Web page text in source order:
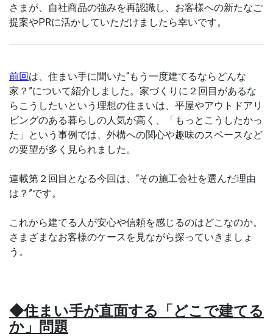
さまが、自社商品の強みを再認識し、お客様への新たなご
提案やPRに活かしていただけましたら幸いです。
前回は、住まい手に聞いた“もう一度建てるならどんな
家？”について紹介しました。家づくりに２回目があるな
らこうしたいという理想の住まいは、平屋やアウトドアリ
ビングのある暮らしの人気が高く、「もっとこうしたかっ
た」という事例では、外構への関心や趣味のスペースなど
の要望が多く見られました。
連載第２回目となる今回は、“その施工会社を選んだ理由
は？”です。
これから建てる人が安心や信頼を感じるのはどこなのか。
さまざまなお客様のケースを見ながら探っていきましょ
う。
◆住まい手が直面する「どこで建てる
か」問題